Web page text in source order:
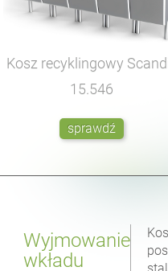
Kosz recyklingowy
15.546
sprawdź
Wyjmowanie
wkładu